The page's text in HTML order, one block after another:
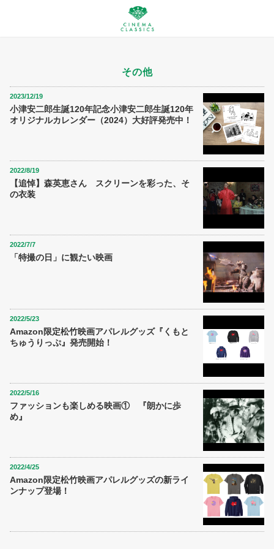
その他
2023/12/19
小津安二郎生誕120年記念小津安二郎生誕120年
オリジナルカレンダー（2024）大好評発売中！
2022/8/19
【追悼】森英恵さん スクリーンを彩った、そ
の衣装
2022/7/7
「特撮の日」に観たい映画
2022/5/23
Amazon限定松竹映画アパレルグッズ『くもと
ちゅうりっぷ』発売開始！
2022/5/16
ファッションも楽しめる映画① 『朗かに歩
め』
2022/4/25
Amazon限定松竹映画アパレルグッズの新ライ
ンナップ登場！